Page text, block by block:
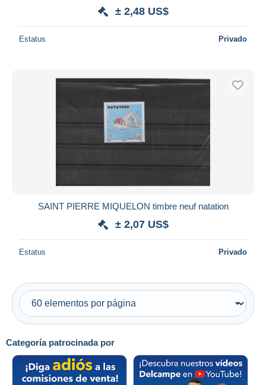
Categoría patrocinada por
± 2,48 US$
Estatus Privado
SAINT PIERRE MIQUELON timbre neuf natation
± 2,07 US$
Estatus Privado